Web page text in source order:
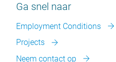
Ga snel naar
Employment Conditions
Projects
Neem contact op